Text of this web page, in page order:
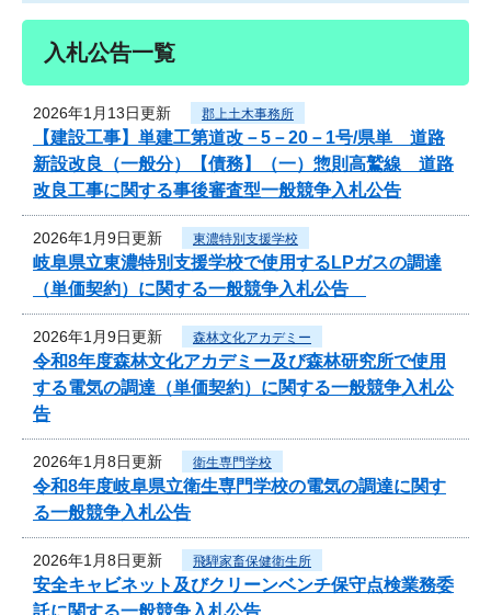
入札公告一覧
2026年1月13日更新 郡上土木事務所
【建設工事】単建工第道改－5－20－1号/県単 道路
新設改良（一般分）【債務】（一）惣則高鷲線 道路
改良工事に関する事後審査型一般競争入札公告
2026年1月9日更新 東濃特別支援学校
岐阜県立東濃特別支援学校で使用するLPガスの調達
（単価契約）に関する一般競争入札公告
2026年1月9日更新 森林文化アカデミー
令和8年度森林文化アカデミー及び森林研究所で使用
する電気の調達（単価契約）に関する一般競争入札公
告
2026年1月8日更新 衛生専門学校
令和8年度岐阜県立衛生専門学校の電気の調達に関す
る一般競争入札公告
2026年1月8日更新 飛騨家畜保健衛生所
安全キャビネット及びクリーンベンチ保守点検業務委
託に関する一般競争入札公告